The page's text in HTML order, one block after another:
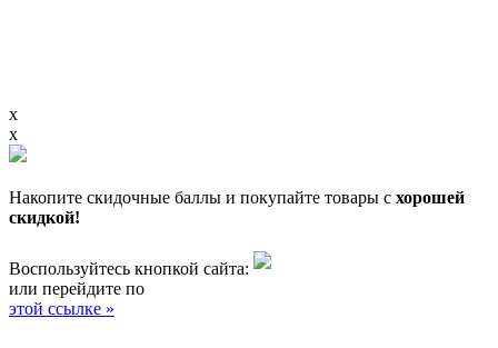
x
x
Накопите скидочные баллы и покупайте товары с хорошей
скидкой!
Воспользуйтесь кнопкой сайта:
или перейдите по
этой ссылке »